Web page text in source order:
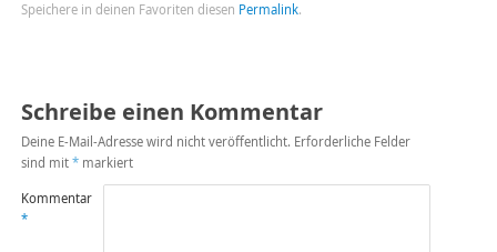
Speichere in deinen Favoriten diesen Permalink.
Schreibe einen Kommentar
Deine E-Mail-Adresse wird nicht veröffentlicht. Erforderliche Felder
sind mit *markiert
Kommentar
*